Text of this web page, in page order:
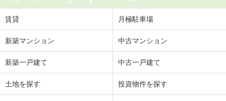
専有面積
ワンルーム
福島県郡山市亀田２丁目
賃貸 月極駐車場
新築マンション 中古マンション
新築一戸建て 中古一戸建て
土地を探す 投資物件を探す